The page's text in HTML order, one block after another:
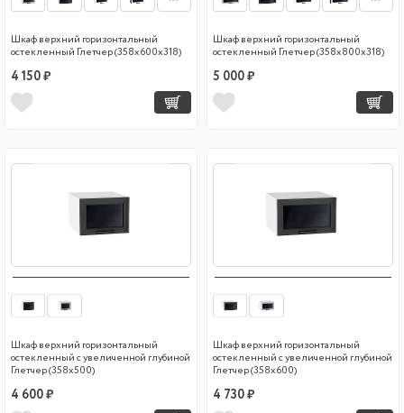
Шкаф верхний горизонтальный
остекленный Глетчер (358х600х318)
4 150 ₽
Шкаф верхний горизонтальный
остекленный Глетчер (358х800х318)
5 000 ₽
Шкаф верхний горизонтальный
остекленный с увеличенной глубиной
Глетчер (358х500)
4 600 ₽
Шкаф верхний горизонтальный
остекленный с увеличенной глубиной
Глетчер (358х600)
4 730 ₽